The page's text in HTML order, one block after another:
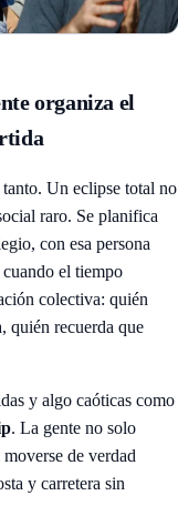
organiza el
Un eclipse total no
raro. Se planifica
con esa persona
el tiempo
colectiva: quién
quién recuerda que
y algo caóticas como
. La gente no solo
de verdad
y carretera sin